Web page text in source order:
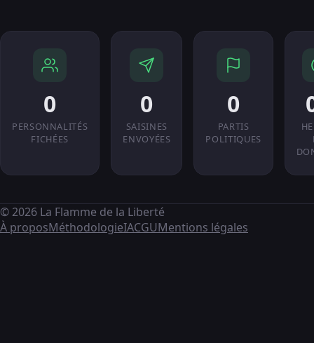
0
PERSONNALITÉS
FICHÉES
0
SAISINES
ENVOYÉES
0
PARTIS
POLITIQUES
© 2026 La Flamme de la Liberté
À proposMéthodologieIACGUMentions légales